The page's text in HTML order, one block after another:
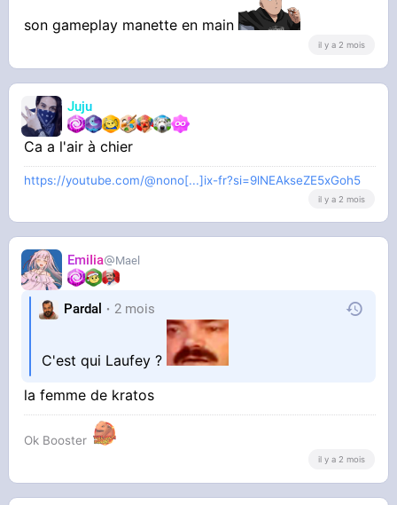
son gameplay manette en main
il y a 2 mois
Juju
Ca a l'air à chier
https://youtube.com/@nono[...]ix-fr?si=9lNEAkseZE5xGoh5
il y a 2 mois
EmiIia Mael
Pardal 2 mois
C'est qui Laufey ?
la femme de kratos
Ok Booster
il y a 2 mois